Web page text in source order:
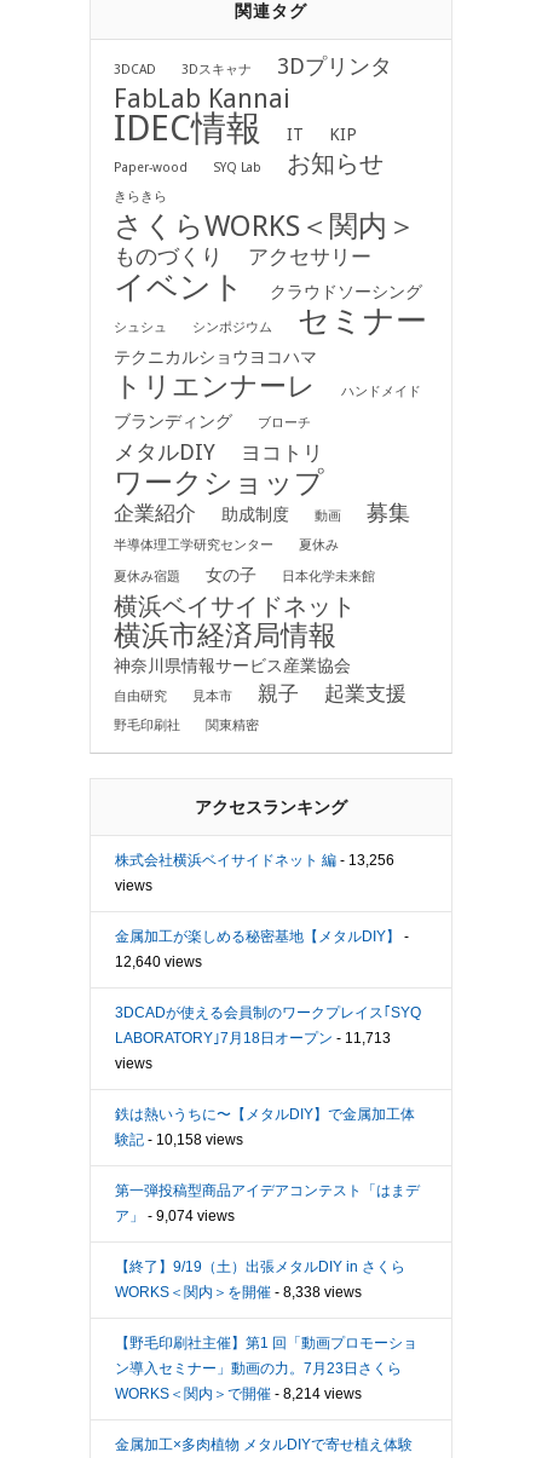
関連タグ
3DCAD 3Dスキャナ 3Dプリンタ
FabLab Kannai
IDEC情報 IT KIP
Paper-wood SYQ Lab お知らせ
きらきら
さくらWORKS＜関内＞
ものづくり アクセサリー
イベント クラウドソーシング
シュシュ シンポジウム セミナー
テクニカルショウヨコハマ
トリエンナーレ ハンドメイド
ブランディング ブローチ
メタルDIY ヨコトリ
ワークショップ
企業紹介 助成制度 動画 募集
半導体理工学研究センター
夏休み
夏休み宿題
女の子 日本化学未来館
横浜ベイサイドネット
横浜市経済局情報
神奈川県情報サービス産業協会
自由研究 見本市 親子 起業支援
野毛印刷社 関東精密
アクセスランキング
株式会社横浜ベイサイドネット 編 - 13,256
views
金属加工が楽しめる秘密基地【メタルDIY】
-
12,640 views
3DCADが使える会員制のワークプレイス｢SYQ
LABORATORY｣7月18日オープン - 11,713
views
鉄は熱いうちに〜【メタルDIY】で金属加工体
験記 - 10,158 views
第一弾投稿型商品アイデアコンテスト「はまデ
ア」
- 9,074 views
【終了】9/19（土）出張メタルDIY in さくら
WORKS＜関内＞を開催 - 8,338 views
【野毛印刷社主催】第1 回「動画プロモーショ
ン導入セミナー」動画の力。7月23日さくら
WORKS＜関内＞で開催 - 8,214 views
金属加工×多肉植物 メタルDIYで寄せ植え体験